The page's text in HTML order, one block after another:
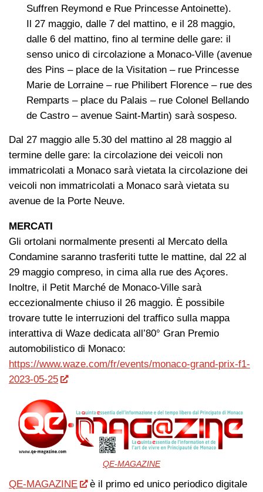
Suffren Reymond e Rue Princesse Antoinette).
Il 27 maggio, dalle 7 del mattino, e il 28 maggio,
dalle 6 del mattino, fino al termine delle gare: il
senso unico di circolazione a Monaco-Ville (avenue
des Pins – place de la Visitation – rue Princesse
Marie de Lorraine – rue Philibert Florence – rue des
Remparts – place du Palais – rue Colonel Bellando
de Castro – avenue Saint-Martin) sarà sospeso.
Dal 27 maggio alle 5.30 del mattino al 28 maggio al
termine delle gare: la circolazione dei veicoli non
immatricolati a Monaco sarà vietata la circolazione dei
veicoli non immatricolati a Monaco sarà vietata su
avenue de la Porte Neuve.
MERCATI
Gli ortolani normalmente presenti al Mercato della
Condamine saranno trasferiti tutte le mattine, dal 22 al
29 maggio compreso, in cima alla rue des Açores.
Inoltre, il Petit Marché de Monaco-Ville sarà
eccezionalmente chiuso il 26 maggio. È possibile
trovare tutte le interruzioni del traffico sulla mappa
interattiva di Waze dedicata all’80° Gran Premio
automobilistico di Monaco:
https://www.waze.com/fr/events/monaco-grand-prix-f1-
2023-05-25
QE-MAGAZINE
QE-MAGAZINE
è il primo ed unico periodico digitale